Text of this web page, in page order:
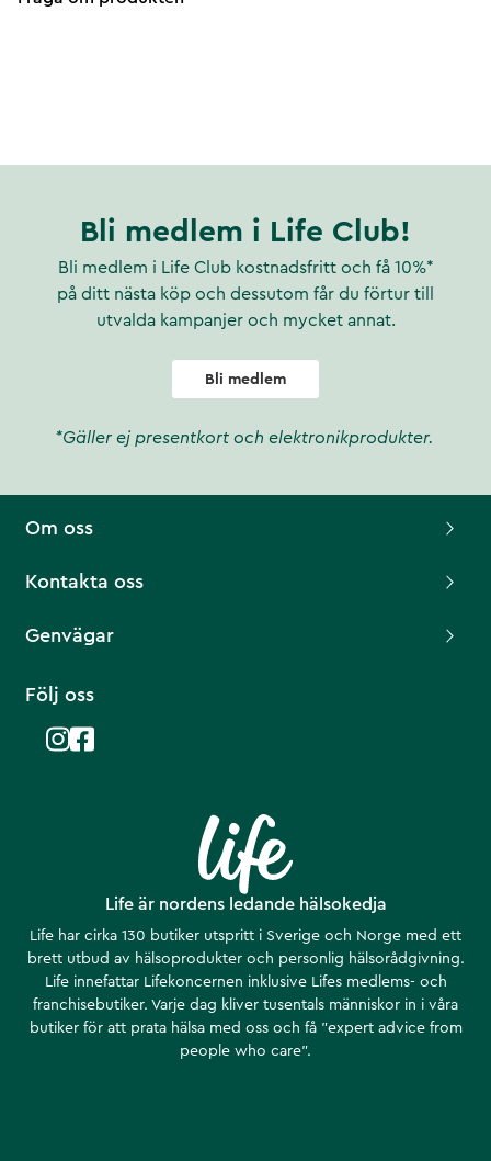
Bli medlem i Life Club!
Bli medlem i Life Club kostnadsfritt och få 10%*
på ditt nästa köp och dessutom får du förtur till
utvalda kampanjer och mycket annat.
Bli medlem
*Gäller ej presentkort och elektronikprodukter.
Life är nordens ledande hälsokedja
Life har cirka 130 butiker utspritt i Sverige och Norge med ett
brett utbud av hälsoprodukter och personlig hälsorådgivning.
Life innefattar Lifekoncernen inklusive Lifes medlems- och
franchisebutiker. Varje dag kliver tusentals människor in i våra
butiker för att prata hälsa med oss och få ”expert advice from
people who care”.
Om oss
Kontakta oss
Genvägar
Följ oss